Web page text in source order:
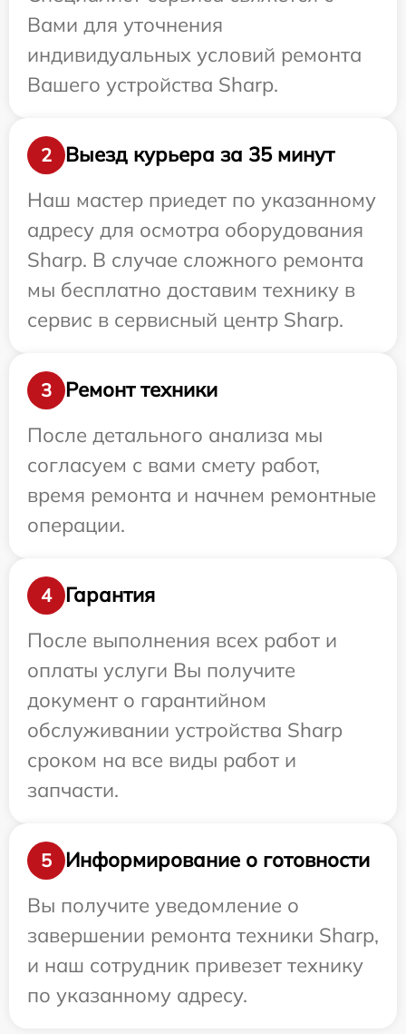
Вами для уточнения
индивидуальных условий ремонта
Вашего устройства Sharp.
2
Выезд курьера за 35 минут
Наш мастер приедет по указанному
адресу для осмотра оборудования
Sharp. В случае сложного ремонта
мы бесплатно доставим технику в
сервис в сервисный центр Sharp.
3
Ремонт техники
После детального анализа мы
согласуем с вами смету работ,
время ремонта и начнем ремонтные
операции.
4
Гарантия
После выполнения всех работ и
оплаты услуги Вы получите
документ о гарантийном
обслуживании устройства Sharp
сроком на все виды работ и
запчасти.
5
Информирование о готовности
Вы получите уведомление о
завершении ремонта техники Sharp,
и наш сотрудник привезет технику
по указанному адресу.